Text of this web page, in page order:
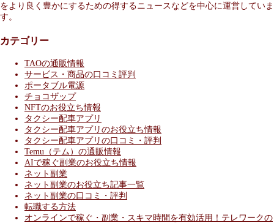
をより良く豊かにするための得するニュースなどを中心に運営していま
す。
カテゴリー
TAOの通販情報
サービス・商品の口コミ評判
ポータブル電源
チョコザップ
NFTのお役立ち情報
タクシー配車アプリ
タクシー配車アプリのお役立ち情報
タクシー配車アプリの口コミ・評判
Temu（テム）の通販情報
AIで稼ぐ副業のお役立ち情報
ネット副業
ネット副業のお役立ち記事一覧
ネット副業の口コミ・評判
転職する方法
オンラインで稼ぐ・副業・スキマ時間を有効活用！テレワークの